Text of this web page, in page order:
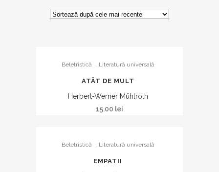
după
mai
Beletristică Literatură universală
ATÂT DE MULT
Herbert-Werner Mühlroth
15.00 lei
Beletristică Literatură universală
EMPATII